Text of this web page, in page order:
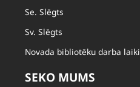
Se. Slēgts
Sv. Slēgts
Novada bibliotēku darba laiki
SEKO MUMS